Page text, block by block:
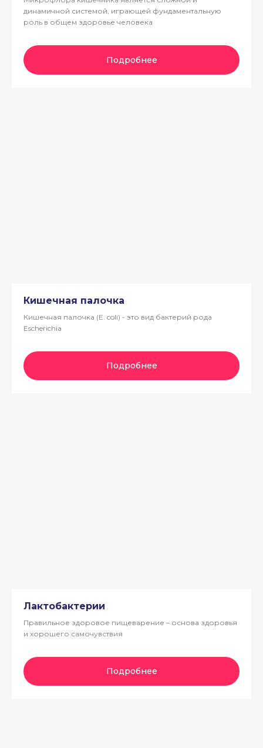
динамичной системой, играющей фундаментальную
роль в общем здоровье человека
Подробнее
Кишечная палочка
Кишечная палочка (E. coli) - это вид бактерий рода
Escherichia
Подробнее
Лактобактерии
Правильное здоровое пищеварение – основа здоровья
и хорошего самочувствия
Подробнее